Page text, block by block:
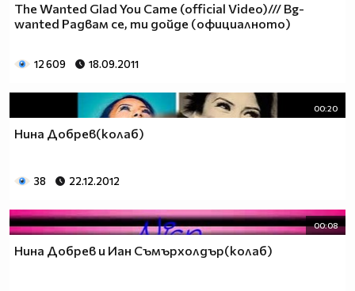
The Wanted Glad You Came (official Video)/// Bg-
wanted Радвам се, ти дойде (официалното)
12 609 18.09.2011
00:20
Нина Добрев(колаб)
38 22.12.2012
00:08
Нина Добрев и Иан Съмърхолдър(колаб)